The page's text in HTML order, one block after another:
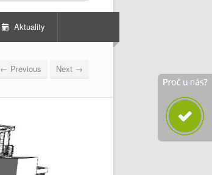
Aktuality
← Previous Next →